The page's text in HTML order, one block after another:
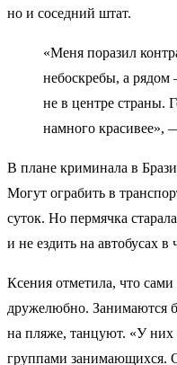
но и соседний штат.
«Меня поразил
небоскребы, а
не в центре страны.
намного красивее»,
В плане криминала в
Могут ограбить в
суток. Но пермячка
и не ездить на автобусах в
Ксения отметила, что
дружелюбно. Занимаются
на пляже, танцуют. «У них
группами занимающихся.